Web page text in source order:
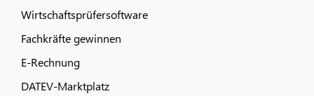
Wirtschaftsprüfersoftware
Fachkräfte gewinnen
E-Rechnung
DATEV-Marktplatz